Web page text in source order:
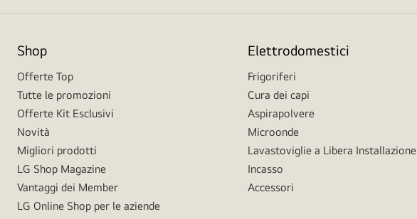
Shop
Offerte Top
Tutte le promozioni
Offerte Kit Esclusivi
Novità
Migliori prodotti
LG Shop Magazine
Vantaggi dei Member
LG Online Shop per le aziende
Elettrodomestici
Frigoriferi
Cura dei capi
Aspirapolvere
Microonde
Lavastoviglie a Libera Installazione
Incasso
Accessori